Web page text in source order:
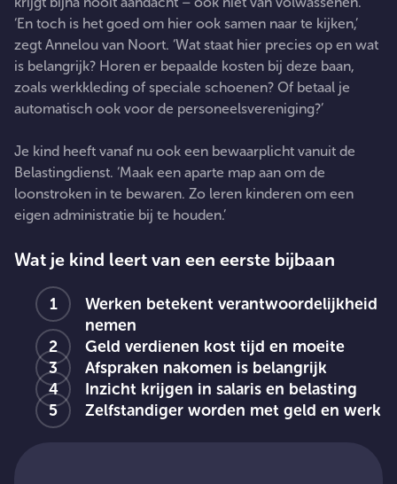
‘En toch is het goed om hier ook samen naar te kijken,’
zegt Annelou van Noort. ‘Wat staat hier precies op en wat
is belangrijk? Horen er bepaalde kosten bij deze baan,
zoals werkkleding of speciale schoenen? Of betaal je
automatisch ook voor de personeelsvereniging?’
Je kind heeft vanaf nu ook een bewaarplicht vanuit de
Belastingdienst. ‘Maak een aparte map aan om de
loonstroken in te bewaren. Zo leren kinderen om een
eigen administratie bij te houden.’
Wat je kind leert van een eerste bijbaan
Werken betekent verantwoordelijkheid
nemen
Geld verdienen kost tijd en moeite
Afspraken nakomen is belangrijk
Inzicht krijgen in salaris en belasting
Zelfstandiger worden met geld en werk